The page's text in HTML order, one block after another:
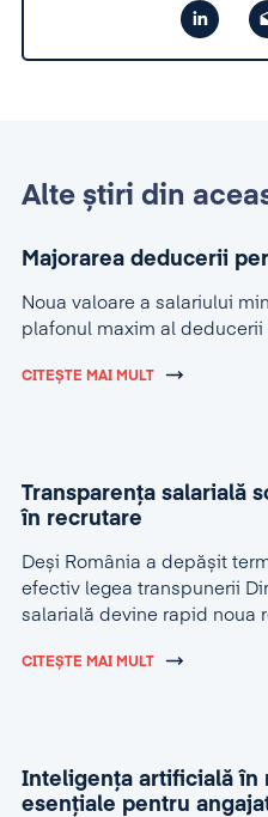
Alte știri din
Majorarea deducerii
Noua valoare a salariului
plafonul maxim al deducerii
CITEȘTE MAI MULT
Transparența salarială
în recrutare
Deși România a depășit
efectiv legea transpunerii
salarială devine rapid noua
CITEȘTE MAI MULT
Inteligența artificială în
esențiale pentru